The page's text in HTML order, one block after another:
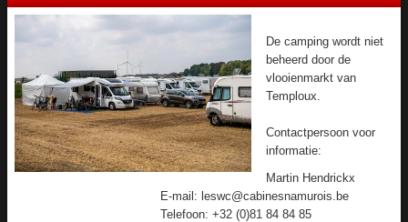
Babyhalte
Aviateurs
Winkel
De camping wordt niet
beheerd door de
vlooienmarkt van
Temploux.
Contactpersoon voor
informatie:
Martin Hendrickx
E-mail: leswc@cabinesnamurois.be
Telefoon: +32 (0)81 84 84 85